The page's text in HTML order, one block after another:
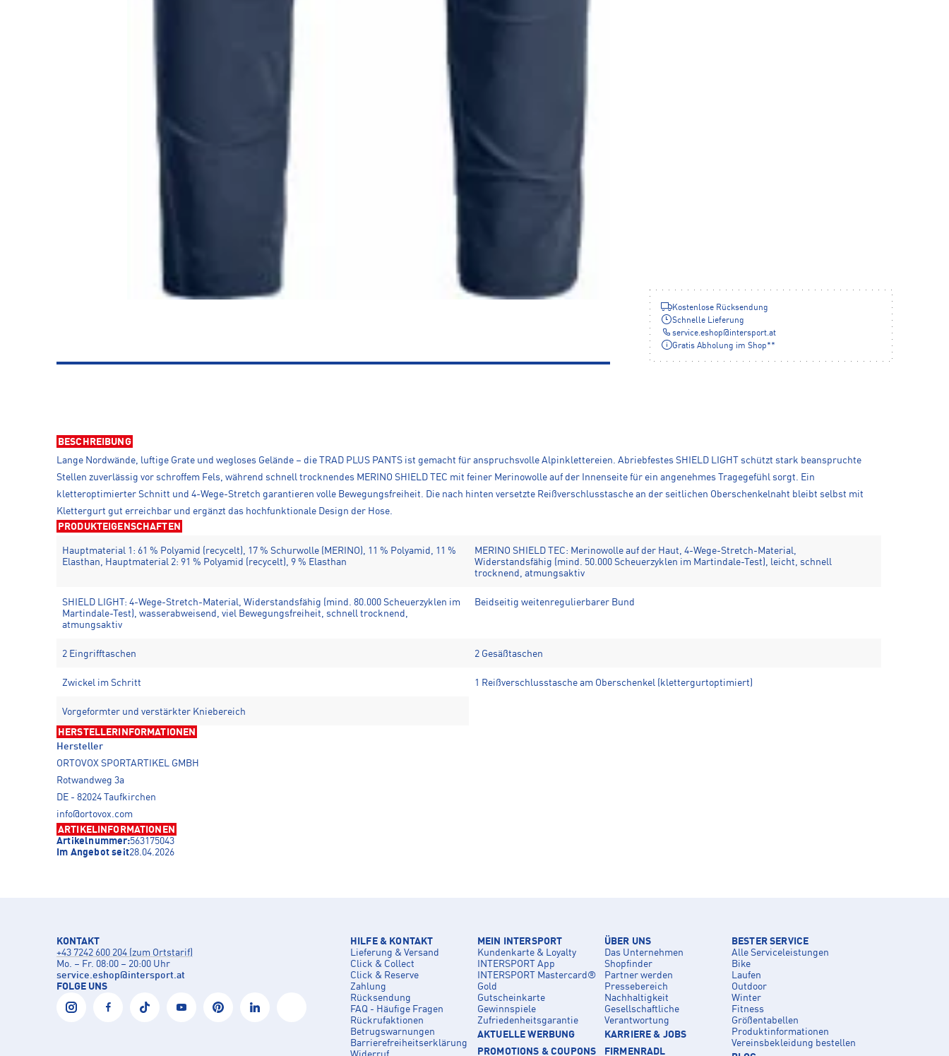
Kostenlose Rücksendung
Schnelle Lieferung
service.eshop@intersport.at
Gratis Abholung im Shop**
BESCHREIBUNG
Lange Nordwände, luftige Grate und wegloses Gelände – die TRAD PLUS PANTS ist gemacht für anspruchsvolle Alpinklettereien. Abriebfestes SHIELD LIGHT schützt stark beanspruchte
Stellen zuverlässig vor schroffem Fels, während schnell trocknendes MERINO SHIELD TEC mit feiner Merinowolle auf der Innenseite für ein angenehmes Tragegefühl sorgt. Ein
kletteroptimierter Schnitt und 4-Wege-Stretch garantieren volle Bewegungsfreiheit. Die nach hinten versetzte Reißverschlusstasche an der seitlichen Oberschenkelnaht bleibt selbst mit
Klettergurt gut erreichbar und ergänzt das hochfunktionale Design der Hose.
PRODUKTEIGENSCHAFTEN
Hauptmaterial 1: 61 % Polyamid (recycelt), 17 % Schurwolle (MERINO), 11 % Polyamid, 11 %
Elasthan, Hauptmaterial 2: 91 % Polyamid (recycelt), 9 % Elasthan
MERINO SHIELD TEC: Merinowolle auf der Haut, 4-Wege-Stretch-Material,
Widerstandsfähig (mind. 50.000 Scheuerzyklen im Martindale-Test), leicht, schnell
trocknend, atmungsaktiv
SHIELD LIGHT: 4-Wege-Stretch-Material, Widerstandsfähig (mind. 80.000 Scheuerzyklen im
Martindale-Test), wasserabweisend, viel Bewegungsfreiheit, schnell trocknend,
atmungsaktiv
Beidseitig weitenregulierbarer Bund
2 Eingrifftaschen 2 Gesäßtaschen
Zwickel im Schritt 1 Reißverschlusstasche am Oberschenkel (klettergurtoptimiert)
Vorgeformter und verstärkter Kniebereich
HERSTELLERINFORMATIONEN
Hersteller
ORTOVOX SPORTARTIKEL GMBH
Rotwandweg 3a
DE - 82024 Taufkirchen
info@ortovox.com
ARTIKELINFORMATIONEN
Artikelnummer:563175043
Im Angebot seit28.04.2026
KONTAKT
+43 7242 600 204 (zum Ortstarif)
Mo. – Fr. 08:00 – 20:00 Uhr
service.eshop@intersport.at
FOLGE UNS
HILFE & KONTAKT
Lieferung & Versand
Click & Collect
Click & Reserve
Zahlung
Rücksendung
FAQ - Häufige Fragen
Rückrufaktionen
Betrugswarnungen
Barrierefreiheitserklärung
MEIN INTERSPORT
Kundenkarte & Loyalty
INTERSPORT App
INTERSPORT Mastercard®
Gold
Gutscheinkarte
Gewinnspiele
Zufriedenheitsgarantie
AKTUELLE WERBUNG
PROMOTIONS & COUPONS
ÜBER UNS
Das Unternehmen
Shopfinder
Partner werden
Pressebereich
Nachhaltigkeit
Gesellschaftliche
Verantwortung
KARRIERE & JOBS
FIRMENRADL
BESTER SERVICE
Alle Serviceleistungen
Bike
Laufen
Outdoor
Winter
Fitness
Größentabellen
Produktinformationen
Vereinsbekleidung bestellen